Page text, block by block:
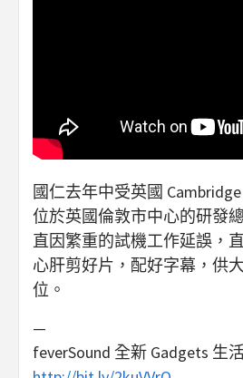
國仁去年中受英國
位於英國倫敦市中心的研發
直因繁重的試機工作延誤，
心肝剪好片，配好字幕，供
位。
—
feverSound 全新 Gadgets 生